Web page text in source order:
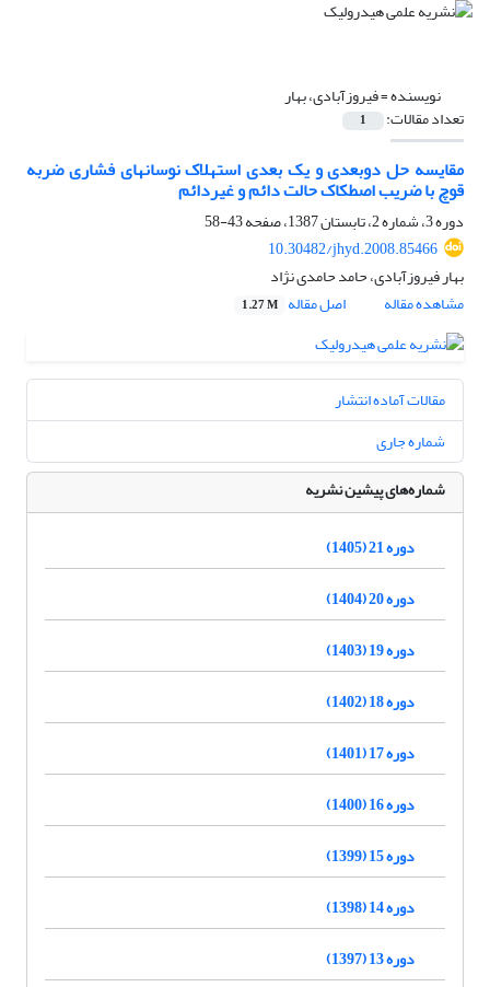
نویسنده =فیروزآبادی، بهار
تعداد مقالات: 1
مقایسه حل دوبعدی و یک بعدی استهلاک نوسانهای فشاری ضربه
قوچ با ضریب اصطکاک حالت دائم و غیردائم
دوره 3، شماره 2، تابستان 1387، صفحه
43-58
10.30482/jhyd.2008.85466
بهار فیروزآبادی، حامد حامدی نژاد
مشاهده مقاله
اصل مقاله 1.27 M
مقالات آماده انتشار
شماره جاری
شماره‌های پیشین نشریه
دوره 21 (1405)
دوره 20 (1404)
دوره 19 (1403)
دوره 18 (1402)
دوره 17 (1401)
دوره 16 (1400)
دوره 15 (1399)
دوره 14 (1398)
دوره 13 (1397)